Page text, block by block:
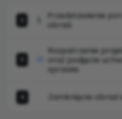
Przedstawienie
obrad.
Rozpatrzenie
oraz podjęcie
sprawie:
Zamknięcie obrad